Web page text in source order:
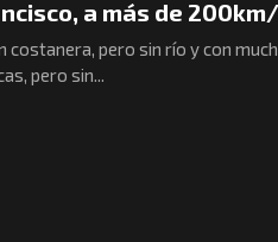
a más de
costanera, pero sin río y con
pero sin...